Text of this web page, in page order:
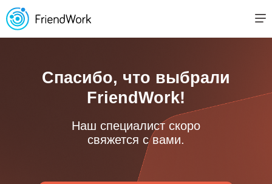
Спасибо, что выбрали
FriendWork!
Наш специалист скоро
свяжется с вами.